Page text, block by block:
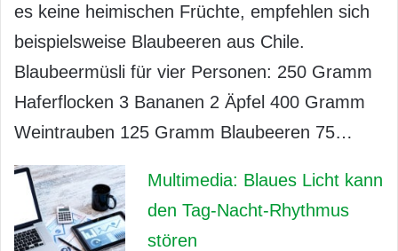
es keine heimischen Früchte, empfehlen sich
beispielsweise Blaubeeren aus Chile.
Blaubeermüsli für vier Personen: 250 Gramm
Haferflocken 3 Bananen 2 Äpfel 400 Gramm
Weintrauben 125 Gramm Blaubeeren 75…
Multimedia: Blaues Licht kann
den Tag-Nacht-Rhythmus
stören